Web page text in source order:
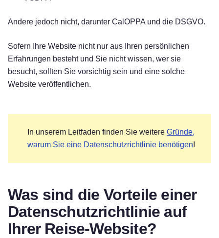
Andere jedoch nicht, darunter CalOPPA und die DSGVO.
Sofern Ihre Website nicht nur aus Ihren persönlichen
Erfahrungen besteht und Sie nicht wissen, wer sie
besucht, sollten Sie vorsichtig sein und eine solche
Website veröffentlichen.
In unserem Leitfaden finden Sie weitere Gründe,
warum Sie eine Datenschutzrichtlinie benötigen!
Was sind die Vorteile einer
Datenschutzrichtlinie auf
Ihrer Reise-Website?